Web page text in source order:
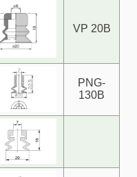
VP 20B
PNG-
130B